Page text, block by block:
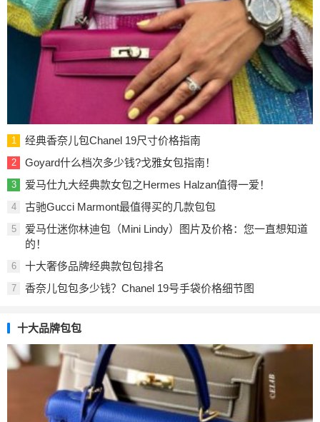
1 经典香奈儿包Chanel 19尺寸价格指南
2 Goyard什么档次多少钱?戈雅女包指南！
3 爱马仕九大经典款女包之Hermes Halzan值得一爱！
4 古驰Gucci Marmont最值得买的几款包包
5
爱马仕迷你林迪包（Mini Lindy）图片及价格：您一直想知道
的！
6 十大奢侈品牌经典款包包排名
7 香奈儿包包多少钱？Chanel 19号手袋价格细节图
十大品牌包包